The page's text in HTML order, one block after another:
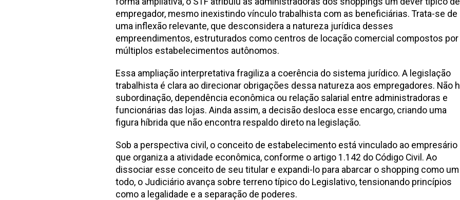
empregador, mesmo inexistindo vínculo trabalhista com as beneficiárias. Trata-se de
uma inflexão relevante, que desconsidera a natureza jurídica desses
empreendimentos, estruturados como centros de locação comercial compostos por
múltiplos estabelecimentos autônomos.
Essa ampliação interpretativa fragiliza a coerência do sistema jurídico. A legislação
trabalhista é clara ao direcionar obrigações dessa natureza aos empregadores. Não
subordinação, dependência econômica ou relação salarial entre administradoras e
funcionárias das lojas. Ainda assim, a decisão desloca esse encargo, criando uma
figura híbrida que não encontra respaldo direto na legislação.
Sob a perspectiva civil, o conceito de estabelecimento está vinculado ao empresário
que organiza a atividade econômica, conforme o artigo 1.142 do Código Civil. Ao
dissociar esse conceito de seu titular e expandi-lo para abarcar o shopping como um
todo, o Judiciário avança sobre terreno típico do Legislativo, tensionando princípios
como a legalidade e a separação de poderes.